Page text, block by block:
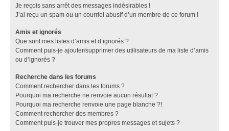
Je reçois sans arrêt des messages indésirables !
J’ai reçu un spam ou un courriel abusif d’un membre de ce forum !
Amis et ignorés
Que sont mes listes d’amis et d’ignorés ?
Comment puis-je ajouter/supprimer des utilisateurs de ma liste d’amis
ou d’ignorés ?
Recherche dans les forums
Comment rechercher dans les forums ?
Pourquoi ma recherche ne renvoie aucun résultat ?
Pourquoi ma recherche renvoie une page blanche ?!
Comment rechercher des membres ?
Comment puis-je trouver mes propres messages et sujets ?